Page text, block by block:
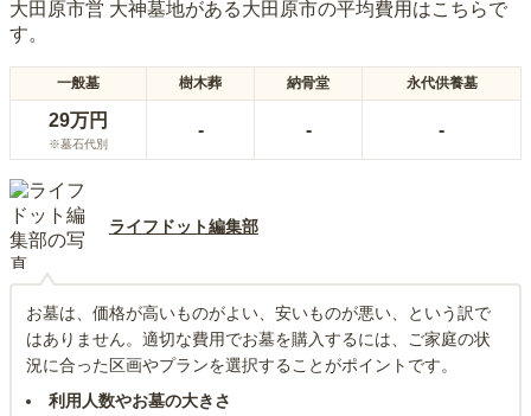
大田原市営 大神墓地がある大田原市の平均費用はこちらで
す。
一般墓 樹木葬 納骨堂 永代供養墓
29万円
※墓石代別
- - -
ライフドット編集部
お墓は、価格が高いものがよい、安いものが悪い、という訳で
はありません。適切な費用でお墓を購入するには、ご家庭の状
況に合った区画やプランを選択することがポイントです。
利用人数やお墓の大きさ